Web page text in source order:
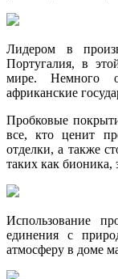
Лидером в
Португалия, в
мире. Немного
африканские
Пробковые
все, кто ценит
отделки, а также
таких как бионика,
Использование
единения с
атмосферу в доме